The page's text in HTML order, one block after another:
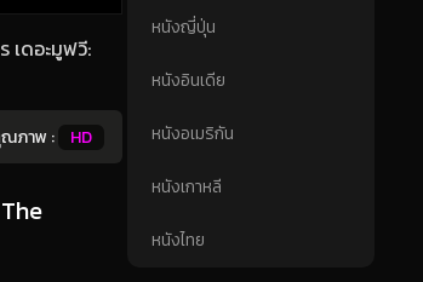
เดอะมูฟวี:
ภาพ : HD
หนังญี่ปุ่น
หนังอินเดีย
หนังอเมริกัน
หนังเกาหลี
หนังไทย